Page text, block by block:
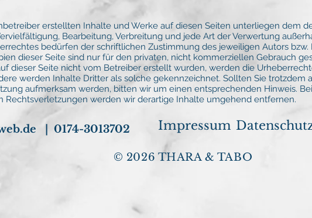
erstellten Inhalte und Werke auf diesen Seiten unterliegen dem
Bearbeitung, Verbreitung und jede Art der Verwertung
bedürfen der schriftlichen Zustimmung des jeweiligen Autors bzw.
dieser Seite sind nur für den privaten, nicht kommerziellen Gebrauch
dieser Seite nicht vom Betreiber erstellt wurden, werden die
werden Inhalte Dritter als solche gekennzeichnet. Sollten Sie trotzdem
aufmerksam werden, bitten wir um einen entsprechenden Hinweis. Bei
Rechtsverletzungen werden wir derartige Inhalte umgehend entfernen.
| 0174-3013702 Impressum
© 2026 THARA & TABO